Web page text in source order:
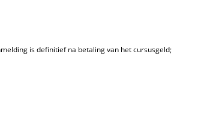
is definitief na betaling van het cursusgeld;